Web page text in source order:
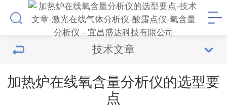
技术文章
加热炉在线氧含量分析仪的选型要
点